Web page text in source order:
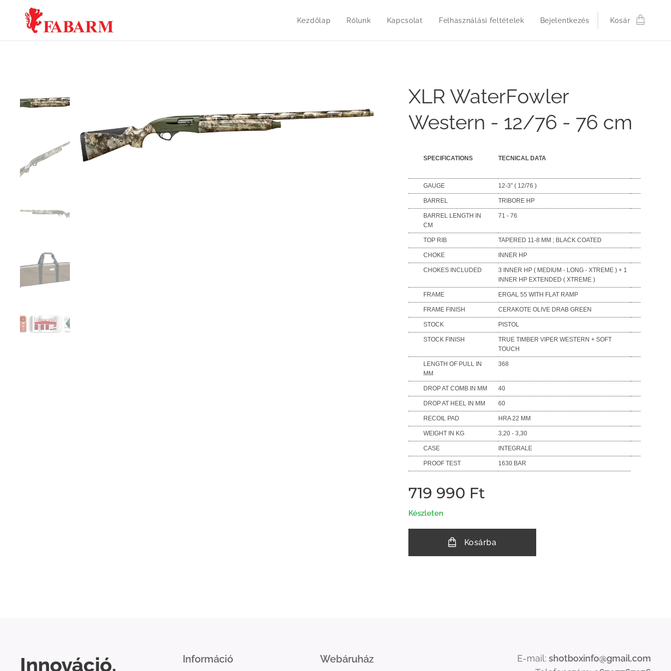
Kezdőlap Rólunk Kapcsolat Felhasználási feltételek Bejelentkezés Kosár
XLR WaterFowler
Western - 12/76 - 76 cm
SPECIFICATIONS TECNICAL DATA
GAUGE 12-3” ( 12/76 )
BARREL TRIBORE HP
BARREL LENGTH IN
CM
71 - 76
TOP RIB TAPERED 11-8 MM ; BLACK COATED
CHOKE INNER HP
CHOKES INCLUDED
3 INNER HP ( MEDIUM - LONG - XTREME ) + 1
INNER HP EXTENDED ( XTREME )
FRAME ERGAL 55 WITH FLAT RAMP
FRAME FINISH CERAKOTE OLIVE DRAB GREEN
STOCK PISTOL
STOCK FINISH
TRUE TIMBER VIPER WESTERN + SOFT
TOUCH
LENGTH OF PULL IN
MM
368
DROP AT COMB IN MM 40
DROP AT HEEL IN MM 60
RECOIL PAD HRA 22 MM
WEIGHT IN KG 3,20 - 3,30
CASE INTEGRALE
PROOF TEST 1630 BAR
719 990 Ft
Készleten
Kosárba
Innováció. Információ Webáruház E-mail: shotboxinfo@gmail.com